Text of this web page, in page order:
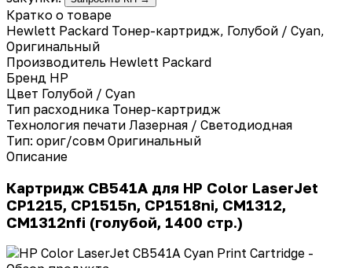
Кратко о товаре
Hewlett Packard Тонер-картридж, Голубой / Cyan,
Оригинальный
Производитель Hewlett Packard
Бренд HP
Цвет Голубой / Cyan
Тип расходника Тонер-картридж
Технология печати Лазерная / Светодиодная
Тип: ориг/совм Оригинальный
Описание
Картридж CB541A для HP Color LaserJet
CP1215, CP1515n, CP1518ni, CM1312,
CM1312nfi (голубой, 1400 стр.)